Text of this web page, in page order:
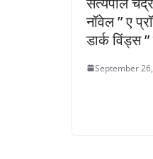
नॉवेल ” ए
डार्क विंड्स
September